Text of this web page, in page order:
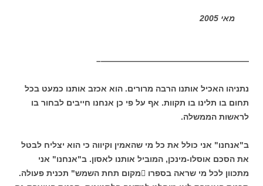
מאי 2005
——————————————————–
נתניהו האכיל אותנו הרבה מרורים. הוא אכזב אותנו כמעט בכל
תחום בו תלינו בו תקוות. אף על פי כן אנחנו חייבים לבחור בו
לראשות הממשלה.
ב"אנחנו" אני כולל את כל מי שהאמין וקיווה כי הוא יצליח לבטל
את הסכם אוסלו-מינכן, המוביל אותנו לאסון. ב"אנחנו" אני
מתכוון לכל מי שראה בספרו מקום תחת השמש" תכנית פעולה.